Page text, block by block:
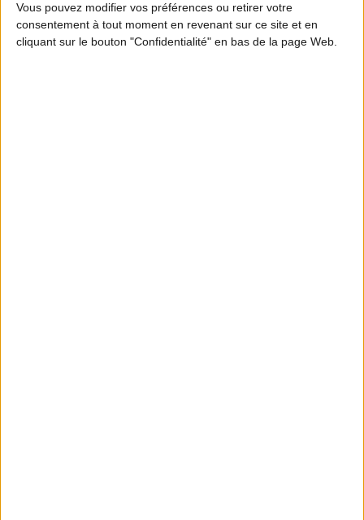
Vous pouvez modifier vos préférences ou retirer votre
consentement à tout moment en revenant sur ce site et en
cliquant sur le bouton "Confidentialité" en bas de la page Web.